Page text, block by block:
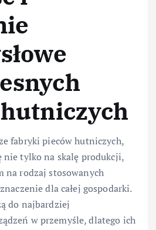
fabryki pieców hutniczych,
nie tylko na skalę produkcji,
na rodzaj stosowanych
dla całej gospodarki.
do najbardziej
w przemyśle, dlatego ich